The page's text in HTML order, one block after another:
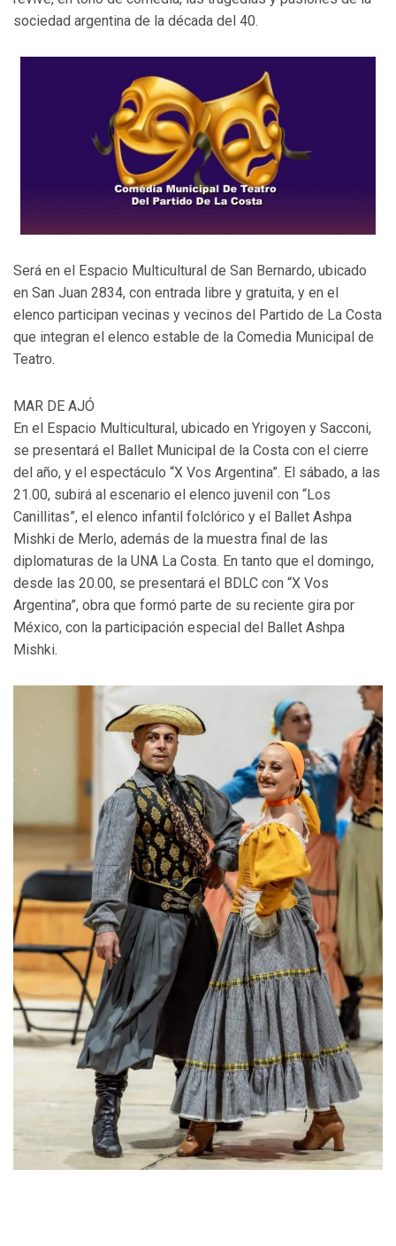
sociedad argentina de la década del 40.
Será en el Espacio Multicultural de San Bernardo, ubicado
en San Juan 2834, con entrada libre y gratuita, y en el
elenco participan vecinas y vecinos del Partido de La Costa
que integran el elenco estable de la Comedia Municipal de
Teatro.
MAR DE AJÓ
En el Espacio Multicultural, ubicado en Yrigoyen y Sacconi,
se presentará el Ballet Municipal de la Costa con el cierre
del año, y el espectáculo “X Vos Argentina”. El sábado, a las
21.00, subirá al escenario el elenco juvenil con “Los
Canillitas”, el elenco infantil folclórico y el Ballet Ashpa
Mishki de Merlo, además de la muestra final de las
diplomaturas de la UNA La Costa. En tanto que el domingo,
desde las 20.00, se presentará el BDLC con “X Vos
Argentina”, obra que formó parte de su reciente gira por
México, con la participación especial del Ballet Ashpa
Mishki.